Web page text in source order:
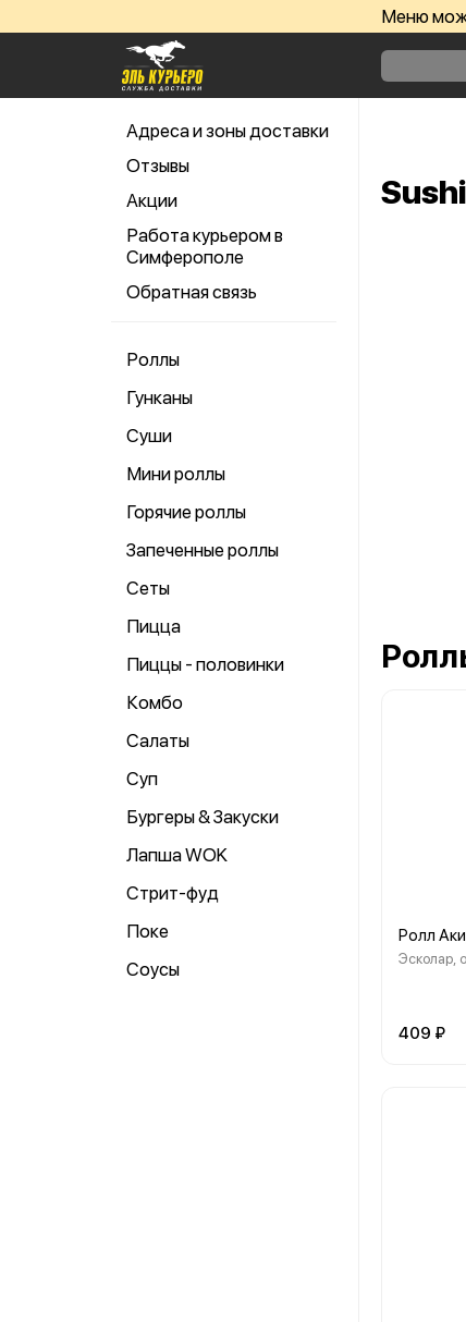
Меню
Адреса и зоны доставки
Отзывы
Акции
Работа курьером в
Симферополе
Обратная связь
Роллы
Гунканы
Суши
Мини роллы
Горячие роллы
Запеченные роллы
Сеты
Пицца
Пиццы - половинки
Комбо
Салаты
Суп
Бургеры & Закуски
Лапша WOK
Стрит-фуд
Поке
Соусы
Ролл
Эсколар,
409 ₽